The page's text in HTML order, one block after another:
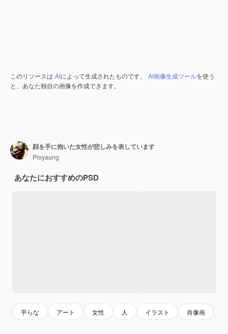
このリソースは AIによって生成されたものです。 AI画像生成ツールを使う
と、あなた独自の画像を作成できます。
顔を手に抱いた女性が悲しみを表しています
Ployaung
あなたにおすすめのPSD
平らな アート 女性 人 イラスト 肖像画